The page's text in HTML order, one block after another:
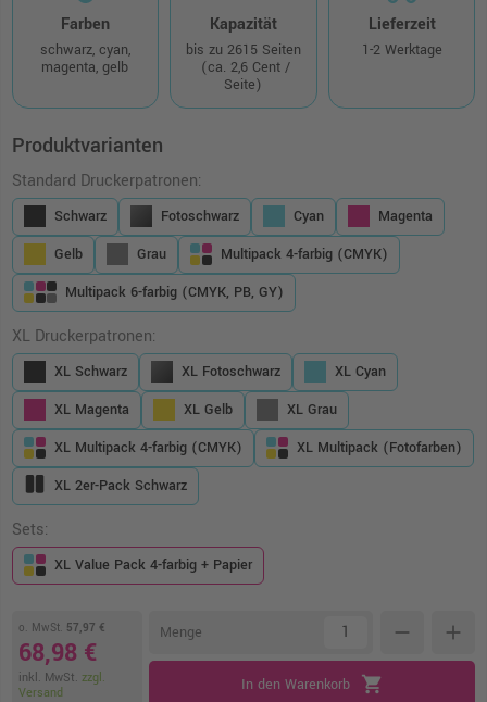
Farben
schwarz, cyan,
magenta, gelb
Kapazität
bis zu 2615 Seiten
(ca. 2,6 Cent /
Seite)
Lieferzeit
1-2 Werktage
Produktvarianten
Standard Druckerpatronen:
Schwarz Fotoschwarz Cyan
Magenta
Gelb
Grau
Multipack 4-farbig (CMYK)
Multipack 6-farbig (CMYK, PB, GY)
XL Druckerpatronen:
XL Schwarz XL Fotoschwarz
XL Cyan
XL Magenta
XL Gelb
XL Grau
XL Multipack 4-farbig (CMYK)
XL Multipack (Fotofarben)
XL 2er-Pack Schwarz
Sets:
XL Value Pack 4-farbig + Papier
o. MwSt. 57,97 €
68,98 €
inkl. MwSt. zzgl.
Versand
Menge remove add
In den Warenkorb shopping_cart